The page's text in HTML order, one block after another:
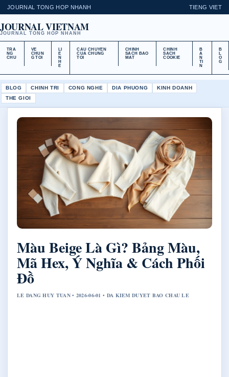
JOURNAL TONG HOP NHANH TIENG VIET
JOURNAL VIETNAM
JOURNAL TONG HOP NHANH
TRA
NG
CHU
VE
CHUN
G TOI
LI
E
N
H
E
CAU CHUYEN
CUA CHUNG
TOI
CHINH
SACH BAO
MAT
CHINH
SACH
COOKIE
B
A
N
TI
N
B
L
O
G
BLOG CHINH TRI CONG NGHE DIA PHUONG
KINH DOANH
THE GIOI
Màu Beige Là Gì? Bảng Màu,
Mã Hex, Ý Nghĩa & Cách Phối
Đồ
LE DANG HUY TUAN • 2026-06-01 • DA KIEM DUYET BAO CHAU LE